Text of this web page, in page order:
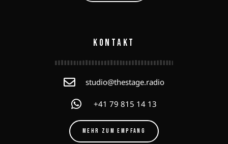
KONTAKT
studio@thestage.radio
+41 79 815 14 13
MEHR ZUM EMPFANG